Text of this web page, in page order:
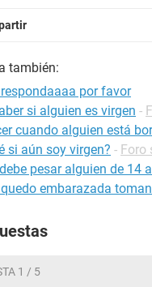
también:
por favor
si alguien es virgen -
cuando alguien está
si aún soy virgen? - Foro
pesar alguien de 14
embarazada
1 / 5